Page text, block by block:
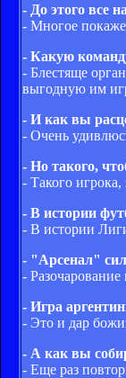
- До этого все
- Многое
- Какую
- Блестяще
выгодную им
- И как вы
- Очень
- Но такого,
- Такого
- В истории
- В истории
- "Арсенал"
-
- Игра
- Это и дар
- А как вы
- Еще раз